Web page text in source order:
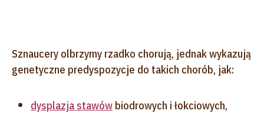
Sznaucery olbrzymy rzadko chorują, jednak wykazują
genetyczne predyspozycje do takich chorób, jak:
dysplazja stawów biodrowych i łokciowych,